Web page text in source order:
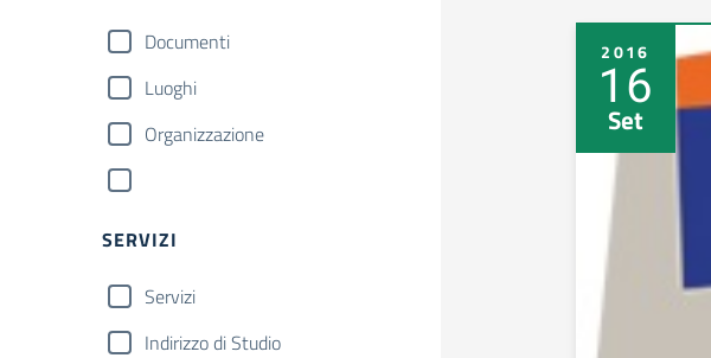
Documenti
Luoghi
Organizzazione
SERVIZI
Servizi
Indirizzo di Studio
2016
16
Set